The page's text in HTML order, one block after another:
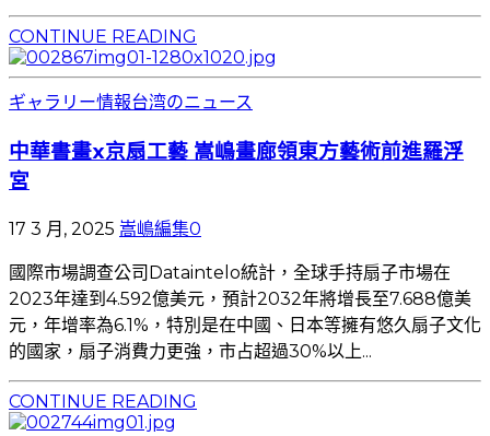
CONTINUE READING
ギャラリー情報台湾のニュース
中華書畫x京扇工藝 嵩嶋畫廊領東方藝術前進羅浮
宮
17 3 月, 2025 嵩嶋編集0
國際市場調查公司Dataintelo統計，全球手持扇子市場在
2023年達到4.592億美元，預計2032年將增長至7.688億美
元，年增率為6.1%，特別是在中國、日本等擁有悠久扇子文化
的國家，扇子消費力更強，市占超過30%以上...
CONTINUE READING